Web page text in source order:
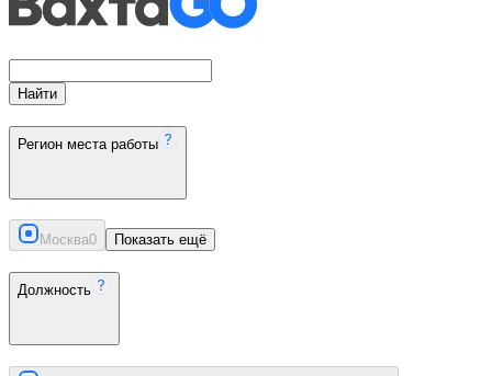
Найти
Регион места работы
Москва0 Показать ещё
Должность